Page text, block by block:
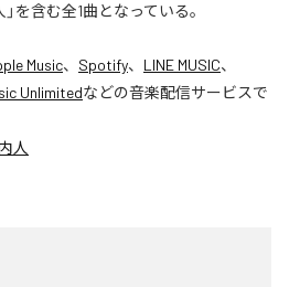
を含む全1曲となっている。
Music、 Spotify、 LINE MUSIC、
Unlimitedなどの音楽配信サービスで
人